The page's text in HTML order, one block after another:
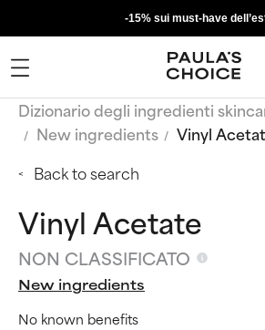
-15% sui must-have
Dizionario degli ingredienti
New ingredients
Vinyl
Back to search
Vinyl Acetate
NON CLASSIFICATO
New ingredients
No known benefits